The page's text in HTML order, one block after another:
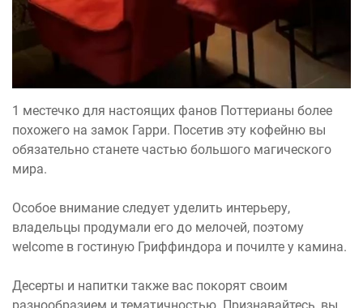
1 местечко для настоящих фанов Поттерианы более
похожего на замок Гарри. Посетив эту кофейню вы
обязательно станете частью большого магического
мира.
Особое внимание следует уделить интерьеру,
владельцы продумали его до мелочей, поэтому
welcome в гостиную Гриффиндора и почилте у камина.
Десерты и напитки также вас покорят своим
разнообразием и тематичностью. Признавайтесь, вы